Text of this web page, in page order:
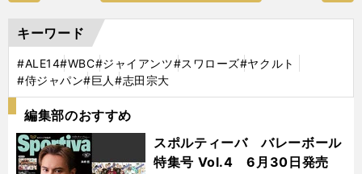
キーワード
#ALE14#WBC#ジャイアンツ#スワローズ#ヤクルト
#侍ジャパン#巨人#志田宗大
編集部のおすすめ
スポルティーバ バレーボール
特集号 Vol.4 6月30日発売